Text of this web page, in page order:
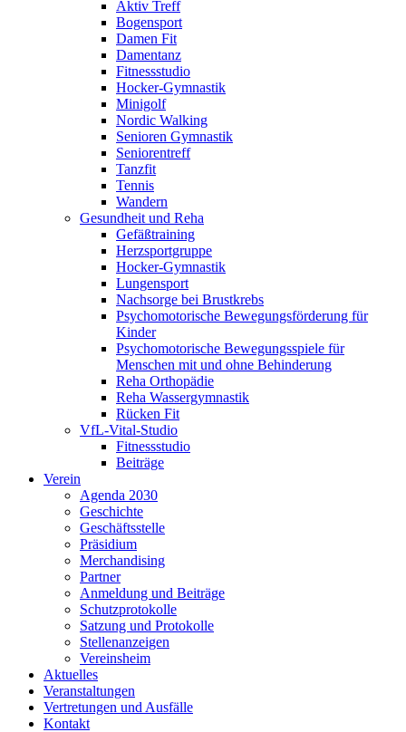
Aktiv Treff
Bogensport
Damen Fit
Damentanz
Fitnessstudio
Hocker-Gymnastik
Minigolf
Nordic Walking
Senioren Gymnastik
Seniorentreff
Tanzfit
Tennis
Wandern
Gesundheit und Reha
Gefäßtraining
Herzsportgruppe
Hocker-Gymnastik
Lungensport
Nachsorge bei Brustkrebs
Psychomotorische Bewegungsförderung für
Kinder
Psychomotorische Bewegungsspiele für
Menschen mit und ohne Behinderung
Reha Orthopädie
Reha Wassergymnastik
Rücken Fit
VfL-Vital-Studio
Fitnessstudio
Beiträge
Verein
Agenda 2030
Geschichte
Geschäftsstelle
Präsidium
Merchandising
Partner
Anmeldung und Beiträge
Schutzprotokolle
Satzung und Protokolle
Stellenanzeigen
Vereinsheim
Aktuelles
Veranstaltungen
Vertretungen und Ausfälle
Kontakt